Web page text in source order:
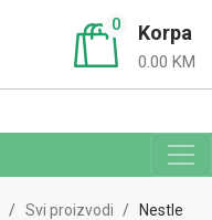
0 Korpa
0.00 KM
Svi proizvodi Nestle